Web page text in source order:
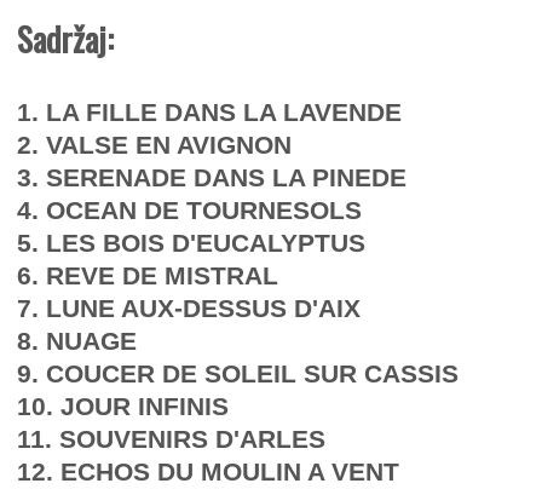
Sadržaj:
1. LA FILLE DANS LA LAVENDE
2. VALSE EN AVIGNON
3. SERENADE DANS LA PINEDE
4. OCEAN DE TOURNESOLS
5. LES BOIS D'EUCALYPTUS
6. REVE DE MISTRAL
7. LUNE AUX-DESSUS D'AIX
8. NUAGE
9. COUCER DE SOLEIL SUR CASSIS
10. JOUR INFINIS
11. SOUVENIRS D'ARLES
12. ECHOS DU MOULIN A VENT